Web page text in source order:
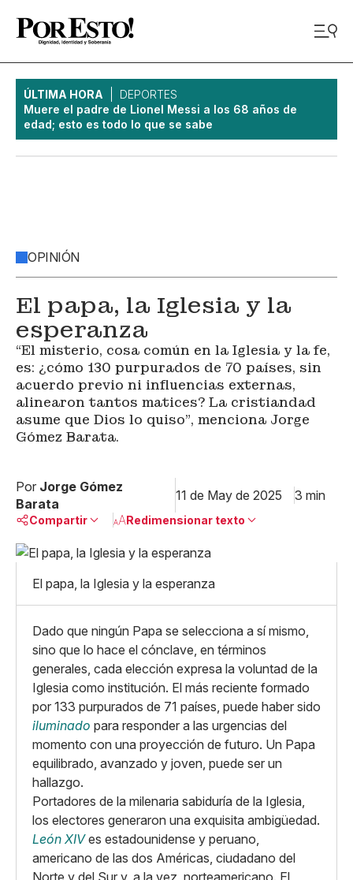
ÚLTIMA HORA
DEPORTES
Muere el padre de Lionel Messi a los 68 años de
edad; esto es todo lo que se sabe
OPINIÓN
El papa, la Iglesia y la
esperanza
“El misterio, cosa común en la Iglesia y la fe,
es: ¿cómo 130 purpurados de 70 países, sin
acuerdo previo ni influencias externas,
alinearon tantos matices? La cristiandad
asume que Dios lo quiso”, menciona Jorge
Gómez Barata.
Por Jorge Gómez
Barata
11 de May de 2025 3 min
Compartir
Facebook
Copiar enlace
Redimensionar texto
Mediano
Grande
El papa, la Iglesia y la esperanza
Dado que ningún Papa se selecciona a sí mismo,
sino que lo hace el cónclave, en términos
generales, cada elección expresa la voluntad de la
Iglesia como institución. El más reciente formado
por 133 purpurados de 71 países, puede haber sido
iluminado para responder a las urgencias del
momento con una proyección de futuro. Un Papa
equilibrado, avanzado y joven, puede ser un
hallazgo.
Portadores de la milenaria sabiduría de la Iglesia,
los electores generaron una exquisita ambigüedad.
León XIVes estadounidense y peruano,
americano de las dos Américas, ciudadano del
Norte y del Sur y, a la vez, norteamericano. El